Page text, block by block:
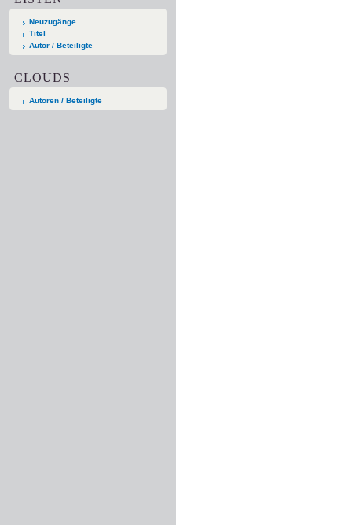
Neuzugänge
Titel
Autor / Beteiligte
CLOUDS
Autoren / Beteiligte